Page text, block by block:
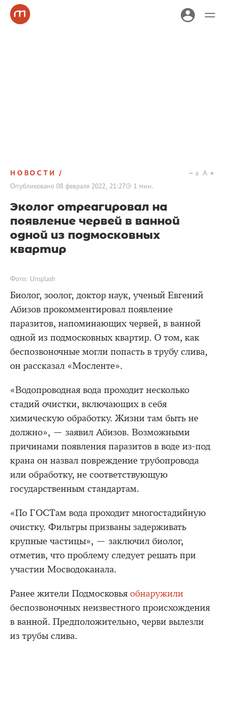
НОВОСТИ
Опубликовано 08 февраля 2022, 21:27 1 мин.
a A
Эколог отреагировал на
появление червей в ванной
одной из подмосковных
квартир
Фото: Unsplash
Биолог, зоолог, доктор наук, ученый Евгений
Абизов прокомментировал появление
паразитов, напоминающих червей, в ванной
одной из подмосковных квартир. О том, как
беспозвоночные могли попасть в трубу слива,
он рассказал «Мосленте».
«Водопроводная вода проходит несколько
стадий очистки, включающих в себя
химическую обработку. Жизни там быть не
должно», — заявил Абизов. Возможными
причинами появления паразитов в воде из-под
крана он назвал повреждение трубопровода
или обработку, не соответствующую
государственным стандартам.
«По ГОСТам вода проходит многостадийную
очистку. Фильтры призваны задерживать
крупные частицы», — заключил биолог,
отметив, что проблему следует решать при
участии Мосводоканала.
Ранее жители Подмосковья обнаружили
беспозвоночных неизвестного происхождения
в ванной. Предположительно, черви вылезли
из трубы слива.